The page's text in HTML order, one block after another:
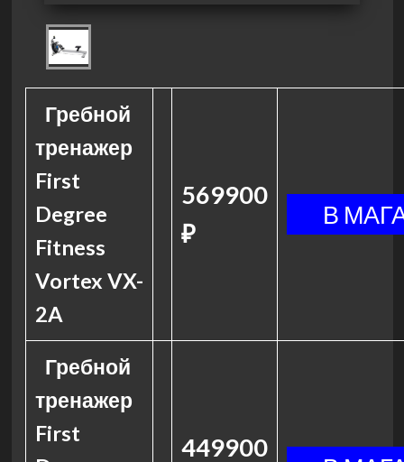
Гребной
тренажер
First
Degree
Fitness
Vortex VX-
2A
569900
₽
Гребной
тренажер
First
449900